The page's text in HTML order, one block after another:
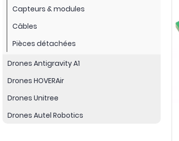
Capteurs & modules
Câbles
Pièces détachées
Drones Antigravity A1
Drones HOVERAir
Drones Unitree
Drones Autel Robotics